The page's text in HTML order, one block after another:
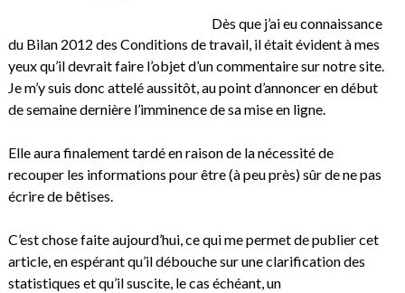
Dès que j’ai eu connaissance
du Bilan 2012 des Conditions de travail, il était évident à mes
yeux qu’il devrait faire l’objet d’un commentaire sur notre site.
Je m’y suis donc attelé aussitôt, au point d’annoncer en début
de semaine dernière l’imminence de sa mise en ligne.
Elle aura finalement tardé en raison de la nécessité de
recouper les informations pour être (à peu près) sûr de ne pas
écrire de bêtises.
C’est chose faite aujourd’hui, ce qui me permet de publier cet
article, en espérant qu’il débouche sur une clarification des
statistiques et qu’il suscite, le cas échéant, un